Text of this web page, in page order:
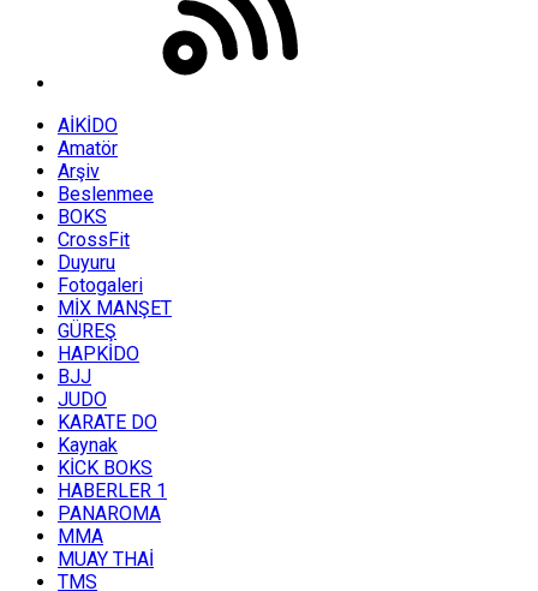
AİKİDO
Amatör
Arşiv
Beslenmee
BOKS
CrossFit
Duyuru
Fotogaleri
MİX MANŞET
GÜREŞ
HAPKİDO
BJJ
JUDO
KARATE DO
Kaynak
KİCK BOKS
HABERLER 1
PANAROMA
MMA
MUAY THAİ
TMS